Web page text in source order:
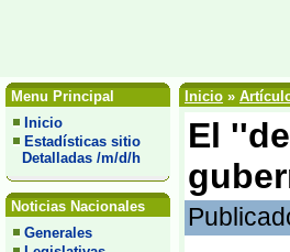
Menu Principal
Inicio
Estadísticas sitio
Detalladas /m/d/h
Noticias Nacionales
Generales
Inicio »
El